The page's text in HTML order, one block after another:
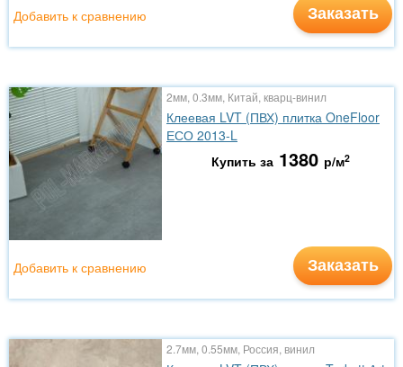
Заказать
Добавить к сравнению
2мм, 0.3мм, Китай, кварц-винил
Клеевая LVT (ПВХ) плитка OneFloor
ЕСО 2013-L
Купить за 1380 р/м2
Заказать
Добавить к сравнению
2.7мм, 0.55мм, Россия, винил